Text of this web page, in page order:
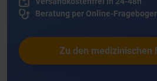
Beratung per Online-
Zu den medizinischen